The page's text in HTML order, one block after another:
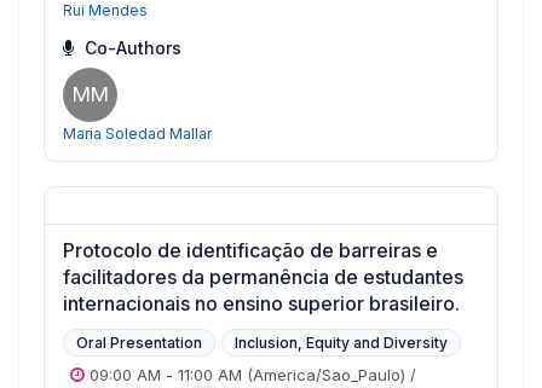
Rui Mendes
Co-Authors
MM
Maria Soledad Mallar
Protocolo de identificação de barreiras e
facilitadores da permanência de estudantes
internacionais no ensino superior brasileiro.
Oral Presentation Inclusion, Equity and Diversity
09:00 AM - 11:00 AM (America/Sao_Paulo) /